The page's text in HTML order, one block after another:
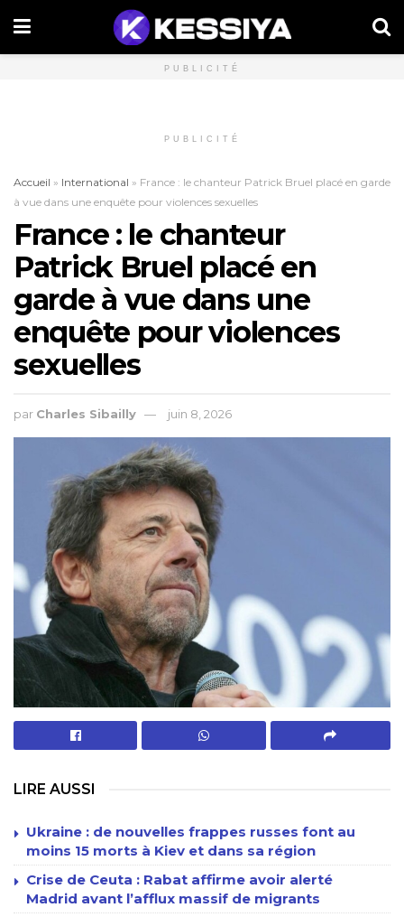
PUBLICITÉ
PUBLICITÉ
Accueil » International » France : le chanteur Patrick Bruel placé en garde
à vue dans une enquête pour violences sexuelles
France : le chanteur
Patrick Bruel placé en
garde à vue dans une
enquête pour violences
sexuelles
par Charles Sibailly juin 8, 2026
LIRE AUSSI
Ukraine : de nouvelles frappes russes font au
moins 15 morts à Kiev et dans sa région
Crise de Ceuta : Rabat affirme avoir alerté
Madrid avant l’afflux massif de migrants